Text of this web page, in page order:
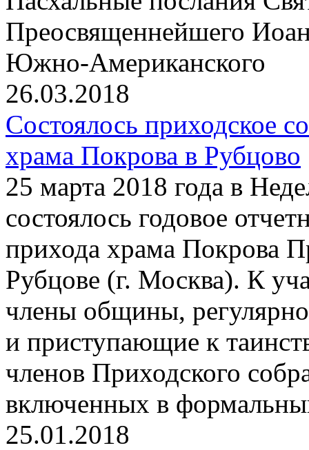
Преосвященнейшего
Южно-Американского
26.03.2018
Состоялось приходское
храма Покрова в Рубцово
25 марта 2018 года в
состоялось годовое
прихода храма Покрова
Рубцове (г. Москва). К
члены общины,
и приступающие к
членов Приходского
включенных в
25.01.2018